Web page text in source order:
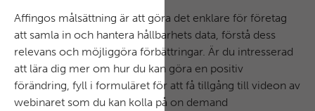
Affingos målsättning är att göra det enklare för företag
att samla in och hantera hållbarhets data, förstå dess
relevans och möjliggöra förbättringar. Är du intresserad
att lära dig mer om hur du kan göra en positiv
förändring, fyll i formuläret för att få tillgång till videon av
webinaret som du kan kolla på on demand